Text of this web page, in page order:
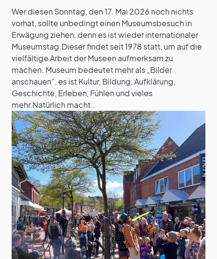
Wer diesen Sonntag, den 17. Mai 2026 noch nichts
vorhat, sollte unbedingt einen Museumsbesuch in
Erwägung ziehen, denn es ist wieder internationaler
Museumstag.Dieser findet seit 1978 statt, um auf die
vielfältige Arbeit der Museen aufmerksam zu
machen. Museum bedeutet mehr als „Bilder
anschauen“, es ist Kultur, Bildung, Aufklärung,
Geschichte, Erleben, Fühlen und vieles
mehr.Natürlich macht…